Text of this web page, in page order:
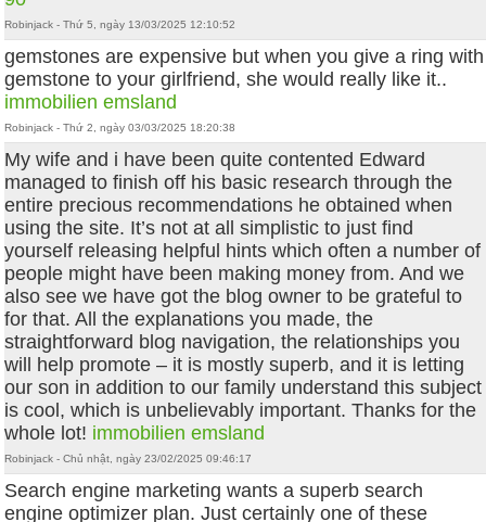
Robinjack - Thứ 5, ngày 13/03/2025 12:10:52
gemstones are expensive but when you give a ring with
gemstone to your girlfriend, she would really like it..
immobilien emsland
Robinjack - Thứ 2, ngày 03/03/2025 18:20:38
My wife and i have been quite contented Edward
managed to finish off his basic research through the
entire precious recommendations he obtained when
using the site. It’s not at all simplistic to just find
yourself releasing helpful hints which often a number of
people might have been making money from. And we
also see we have got the blog owner to be grateful to
for that. All the explanations you made, the
straightforward blog navigation, the relationships you
will help promote – it is mostly superb, and it is letting
our son in addition to our family understand this subject
is cool, which is unbelievably important. Thanks for the
whole lot! immobilien emsland
Robinjack - Chủ nhật, ngày 23/02/2025 09:46:17
Search engine marketing wants a superb search
engine optimizer plan. Just certainly one of these